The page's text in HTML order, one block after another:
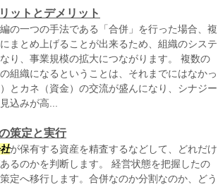
ットとデメリット
の一つの手法である「合併」を行った場合、複
まとめ上げることが出来るため、組織のシステ
り、事業規模の拡大につながります。 複数の
組織になるということは、それまでにはなかっ
とカネ（資金）の交流が盛んになり、シナジー
込みが高...
策定と実行
が保有する資産を精査するなどして、どれだけ
るのかを判断します。 経営状態を把握したの
定へ移行します。合併なのか分割なのか、どう